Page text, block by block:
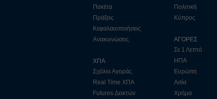
Πακέτα
Πράξεις
Κεφαλαιοποιήσεις
Ανακοινώσεις
ΧΠΑ
Σχόλιο Αγοράς
Real Time ΧΠΑ
Futures Δεικτών
Πολιτική
Κύπρος
ΑΓΟΡΕΣ
Σε 1 Λεπτό
ΗΠΑ
Ευρώπη
Ασία
Χρήμα